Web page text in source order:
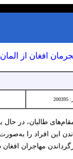
افغان از المان
طالبان، در
این افراد را
مهاجران